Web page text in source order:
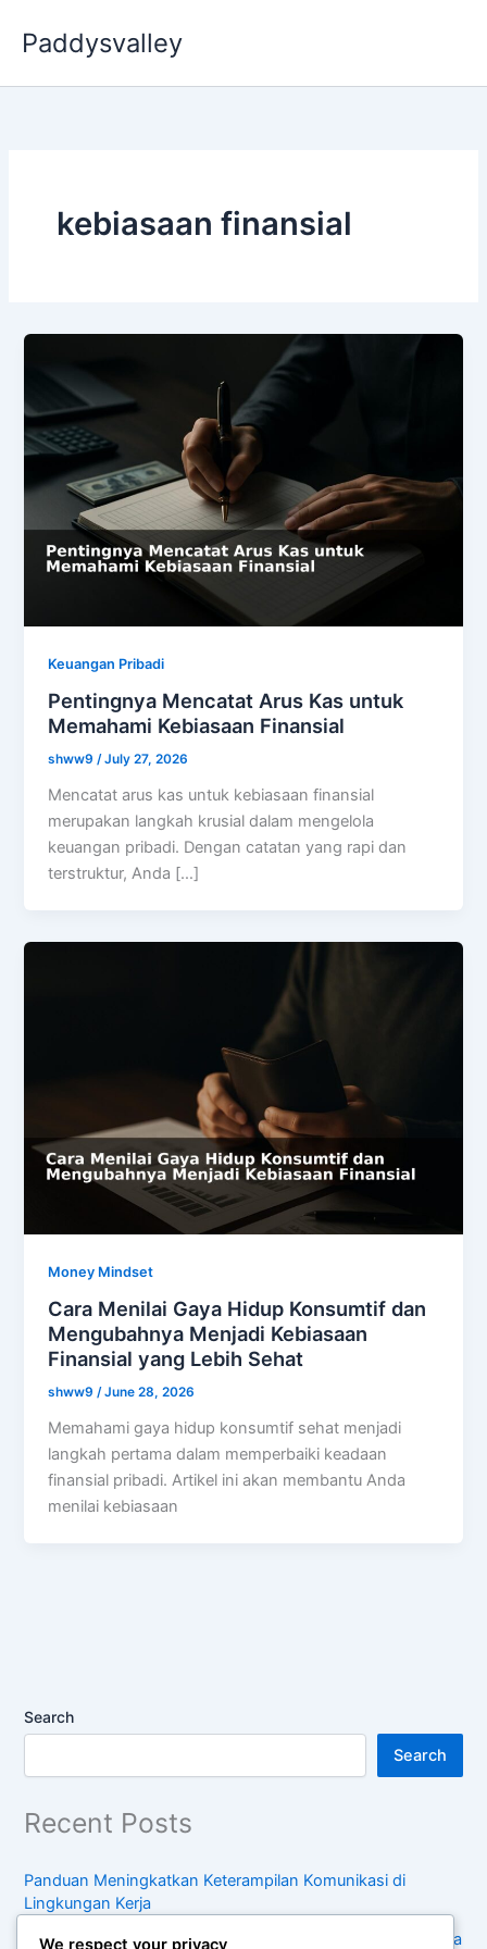
Paddysvalley
kebiasaan finansial
Keuangan Pribadi
Pentingnya Mencatat Arus Kas untuk
Memahami Kebiasaan Finansial
shww9/July 27, 2026
Mencatat arus kas untuk kebiasaan finansial
merupakan langkah krusial dalam mengelola
keuangan pribadi. Dengan catatan yang rapi dan
terstruktur, Anda […]
Money Mindset
Cara Menilai Gaya Hidup Konsumtif dan
Mengubahnya Menjadi Kebiasaan
Finansial yang Lebih Sehat
shww9/June 28, 2026
Memahami gaya hidup konsumtif sehat menjadi
langkah pertama dalam memperbaiki keadaan
finansial pribadi. Artikel ini akan membantu Anda
menilai kebiasaan
Search
Search
Recent Posts
Panduan Meningkatkan Keterampilan Komunikasi di
Lingkungan Kerja
Cara Menyusun Rencana Pengembangan Karier untuk Lima
We respect your privacy